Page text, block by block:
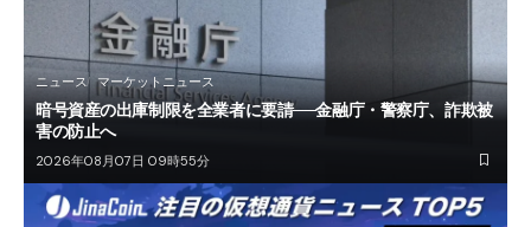
ニュース マーケットニュース
暗号資産の出庫制限を全業者に要請──金融庁・警察庁、詐欺被
害の防止へ
2026年08月07日 09時55分